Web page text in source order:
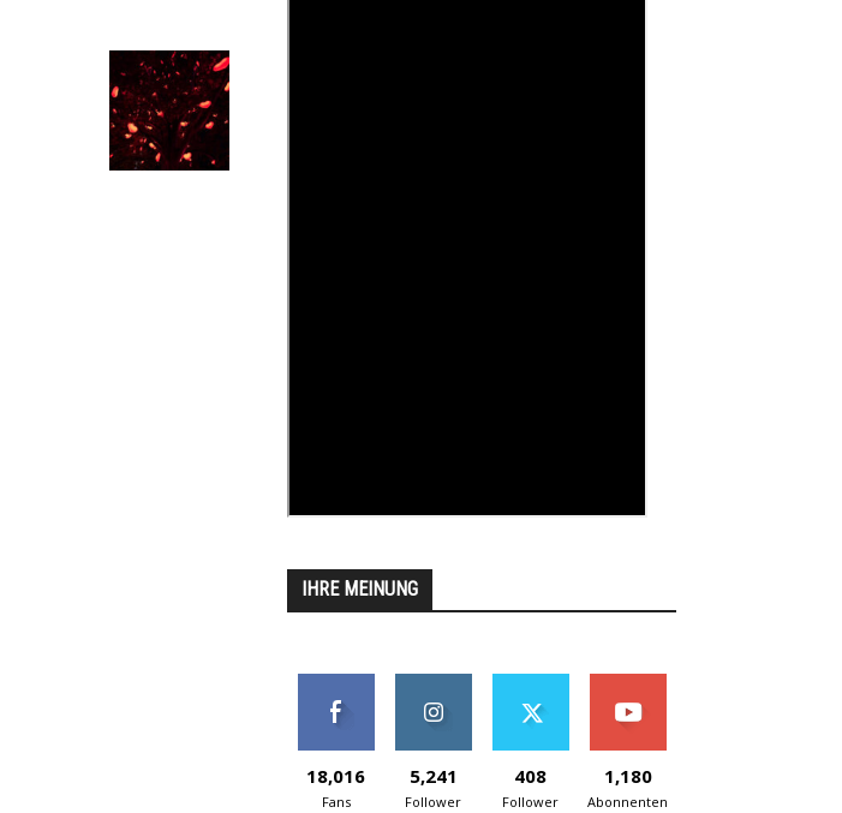
IHRE MEINUNG
18,016
Fans
5,241
Follower
408
Follower
1,180
Abonnenten